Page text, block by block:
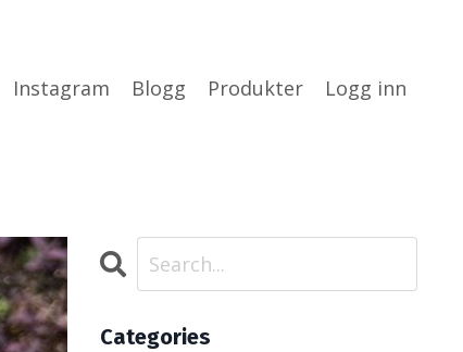
Instagram Blogg Produkter Logg inn
Categories